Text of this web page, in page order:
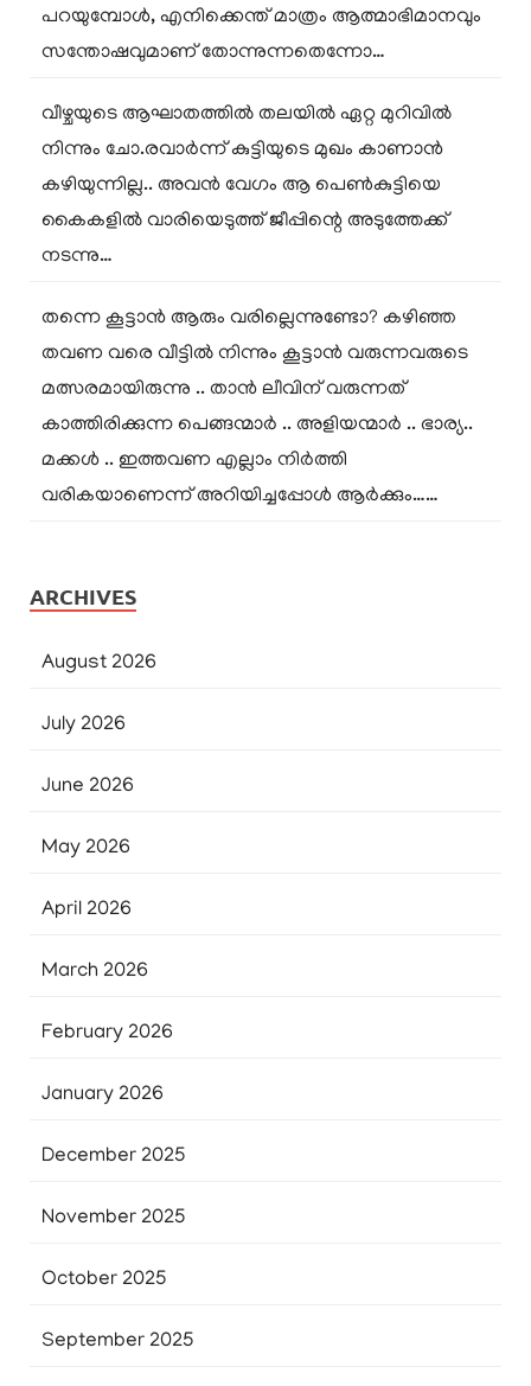
പറയുമ്പോൾ, എനിക്കെന്ത് മാത്രം ആത്മാഭിമാനവും
സന്തോഷവുമാണ് തോന്നുന്നതെന്നോ…
വീഴ്ചയുടെ ആഘാതത്തിൽ തലയിൽ ഏറ്റ മുറിവിൽ
നിന്നും ചോ.രവാർന്ന് കുട്ടിയുടെ മുഖം കാണാൻ
കഴിയുന്നില്ല.. അവൻ വേഗം ആ പെൺകുട്ടിയെ
കൈകളിൽ വാരിയെടുത്ത് ജീപ്പിന്റെ അടുത്തേക്ക്
നടന്നു…
തന്നെ കൂട്ടാൻ ആരും വരില്ലെന്നുണ്ടോ? കഴിഞ്ഞ
തവണ വരെ വീട്ടിൽ നിന്നും കൂട്ടാൻ വരുന്നവരുടെ
മത്സരമായിരുന്നു .. താൻ ലീവിന് വരുന്നത്
കാത്തിരിക്കുന്ന പെങ്ങന്മാർ .. അളിയന്മാർ .. ഭാര്യ..
മക്കൾ .. ഇത്തവണ എല്ലാം നിർത്തി
വരികയാണെന്ന് അറിയിച്ചപ്പോൾ ആർക്കും……
ARCHIVES
August 2026
July 2026
June 2026
May 2026
April 2026
March 2026
February 2026
January 2026
December 2025
November 2025
October 2025
September 2025